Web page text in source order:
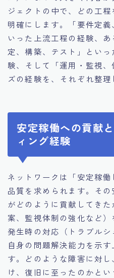
ジェクトの中で、どの工
明確にします。「要件定
いった上流工程の経験、
定、構築、テスト」とい
験、そして「運用・監視
ズの経験を、それぞれ整理
安定稼働への貢献
ィング経験
ネットワークは「安定稼
品質を求められます。そ
がどのように貢献してき
案、監視体制の強化など
発生時の対応（トラブル
自身の問題解決能力を示
す。どのような障害に対
け、復旧に至ったのかと